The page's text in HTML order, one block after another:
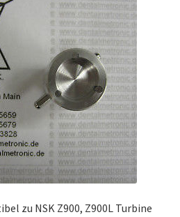
zu NSK Z900, Z900L Turbine